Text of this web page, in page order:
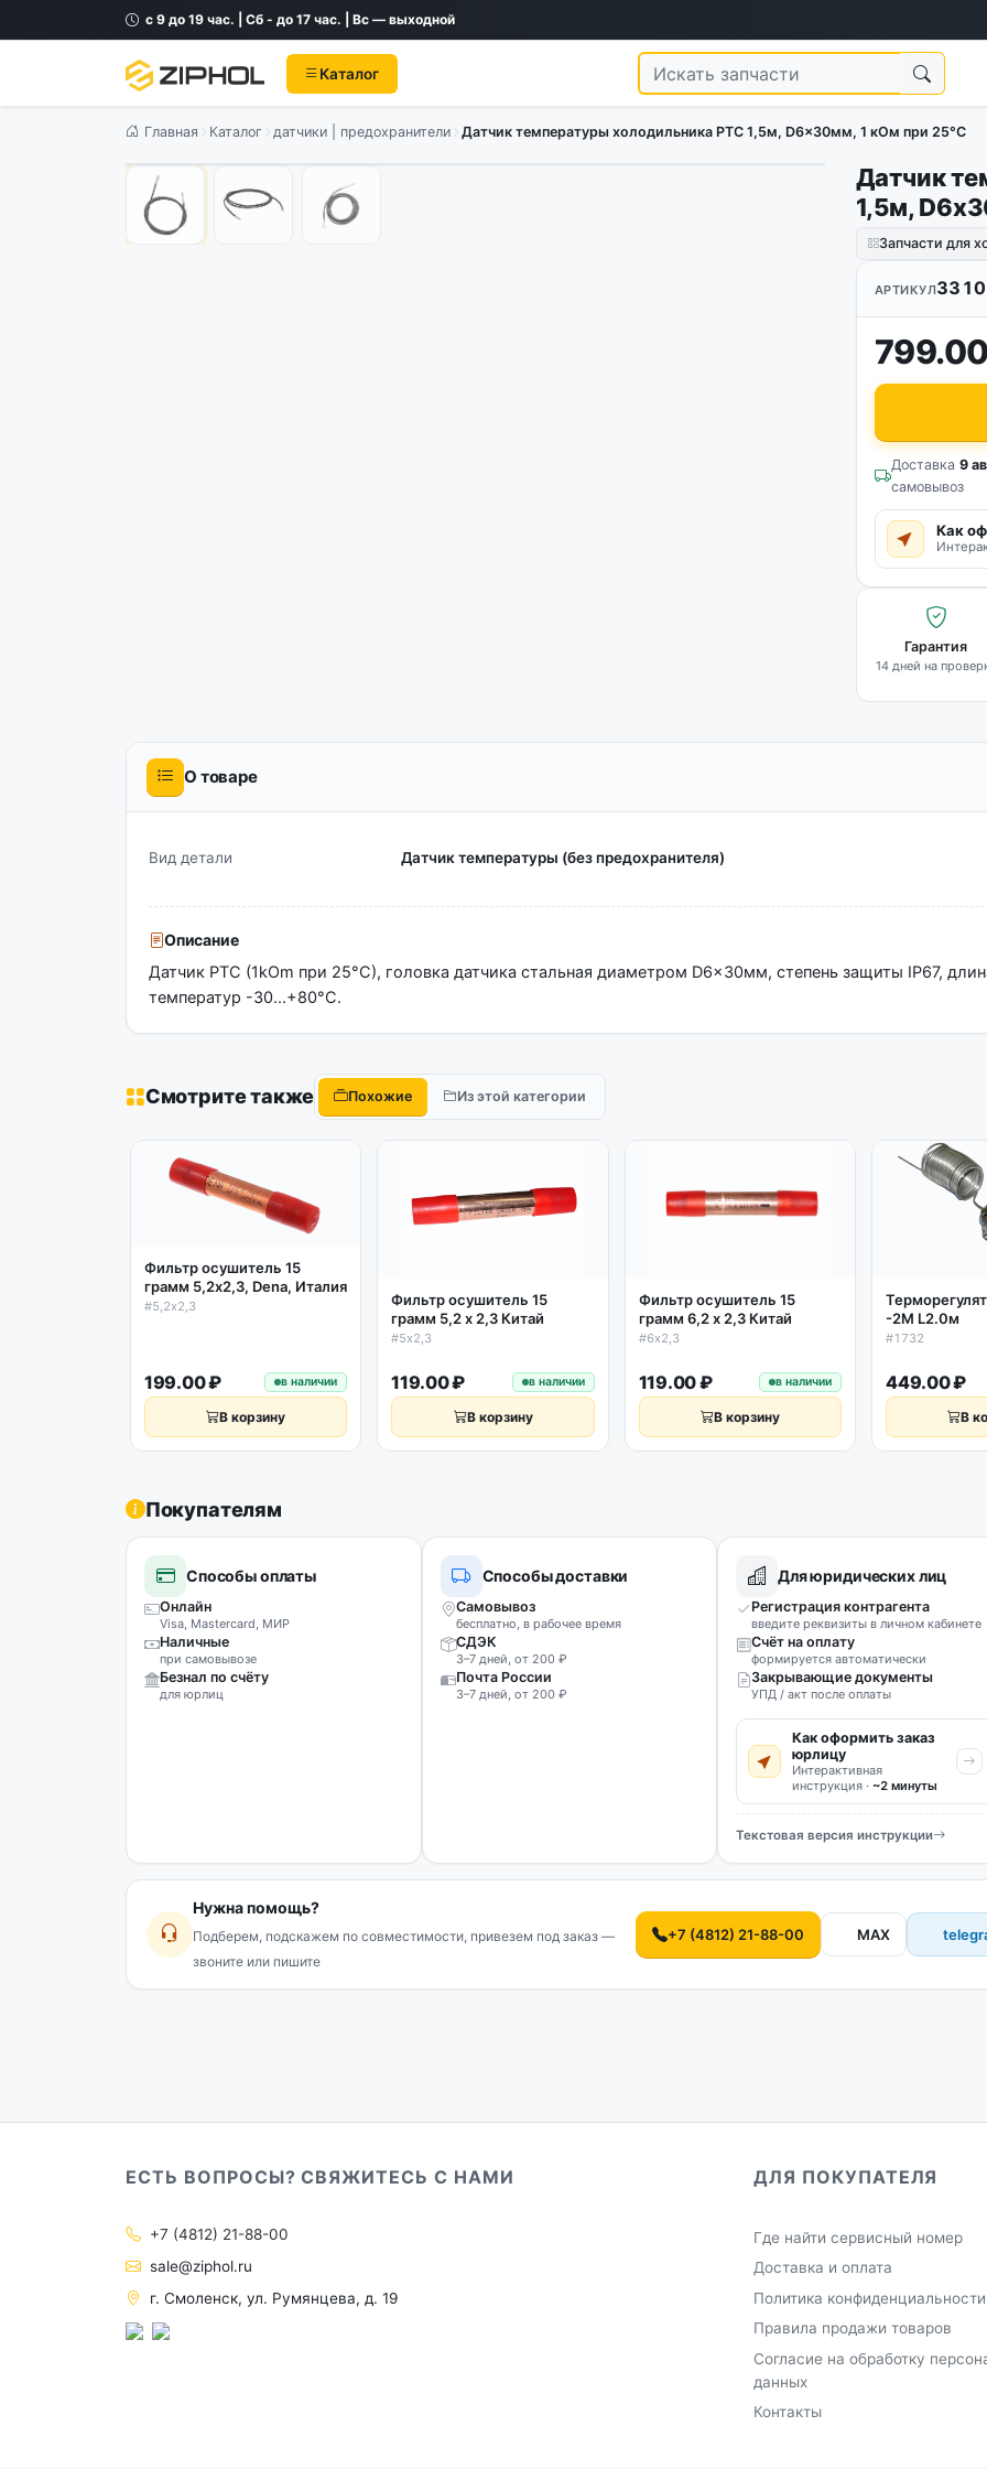
с 9 до 19 час. | Сб - до 17 час. | Вс — выходной
Каталог
Главная Каталог датчики | предохранители Датчик температуры холодильника PTC 1,5м, D6x30мм, 1 кОм при 25°C
Датчик
1,5м,
Запчасти для
АРТИКУЛ3310
Доставка 9
самовывоз
Как
Гарантия
14 дней на
О товаре
Вид детали Датчик температуры (без предохранителя)
Описание
Датчик PTC (1kOm при 25°C), головка датчика стальная диаметром D6x30мм, степень защиты IP67,
температур -30...+80°C.
Смотрите также Похожие Из этой категории
Фильтр осушитель 15
грамм 5,2х2,3, Dena, Италия
#5,2х2,3
199.00 ₽ в наличии
В корзину
Фильтр осушитель 15
грамм 5,2 х 2,3 Китай
#5х2,3
119.00 ₽ в наличии
В корзину
Фильтр осушитель 15
грамм 6,2 х 2,3 Китай
#6х2,3
119.00 ₽ в наличии
В корзину
-2М L2.0м
#1732
449.00 ₽
В
Покупателям
Способы оплаты
Онлайн
Visa, Mastercard, МИР
Наличные
при самовывозе
Безнал по счёту
для юрлиц
Способы доставки
Самовывоз
бесплатно, в рабочее время
СДЭК
3–7 дней, от 200 ₽
Почта России
3–7 дней, от 200 ₽
Для юридических лиц
Регистрация контрагента
введите реквизиты в личном кабинете
Счёт на оплату
формируется автоматически
Закрывающие документы
УПД / акт после оплаты
Как оформить заказ
юрлицу
Интерактивная
инструкция · ~2 минуты
Текстовая версия инструкции
Нужна помощь?
Подберем, подскажем по совместимости, привезем под заказ —
звоните или пишите
+7 (4812) 21-88-00 MAX
ЕСТЬ ВОПРОСЫ? СВЯЖИТЕСЬ С НАМИ
+7 (4812) 21-88-00
sale@ziphol.ru
г. Смоленск, ул. Румянцева, д. 19
ДЛЯ ПОКУПАТЕЛЯ
Где найти сервисный номер
Доставка и оплата
Политика конфиденциальности
Правила продажи товаров
Согласие на обработку
данных
Контакты